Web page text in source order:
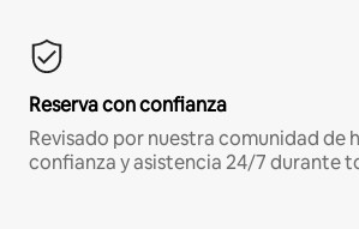
Reserva con confianza
Revisado por nuestra comunidad de
confianza y asistencia 24/7 durante